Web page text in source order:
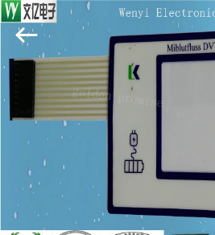
ΣΠΊΤΙ
ΠΡΟΪΌΝΤΑ
ΠΕΡΊΠΟΥ
ΕΜΕΊΣ
Jinyuanhang
Electronic
Technology
Co.,
Rights
Reserved.